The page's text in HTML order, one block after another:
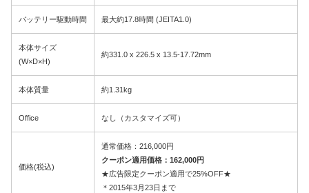
バッテリー駆動時間 最大約17.8時間 (JEITA1.0)
本体サイズ
(W×D×H)
約331.0 x 226.5 x 13.5-17.72mm
本体質量 約1.31kg
Office なし（カスタマイズ可）
価格(税込)
通常価格：216,000円
クーポン適用価格：162,000円
★広告限定クーポン適用で25%OFF★
＊2015年3月23日まで